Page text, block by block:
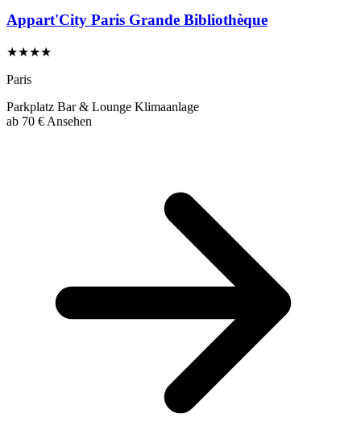
Appart'City Paris Grande Bibliothèque
★★★★
Paris
Parkplatz Bar & Lounge Klimaanlage
ab 70 € Ansehen